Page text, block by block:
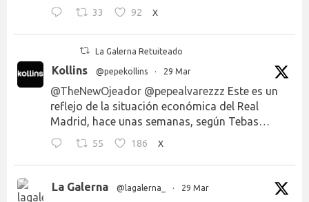
33 92 X
La Galerna Retuiteado
Kollins @pepekollins · 29 Mar
@TheNewOjeador @pepealvarezzz Este es un
reflejo de la situación económica del Real
Madrid, hace unas semanas, según Tebas…
55 186 X
La Galerna @lagalerna_ · 29 Mar